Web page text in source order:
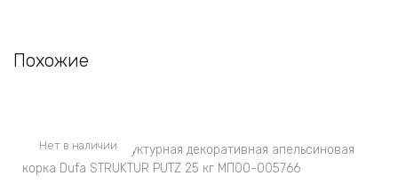
Похожие
Нет в наличии